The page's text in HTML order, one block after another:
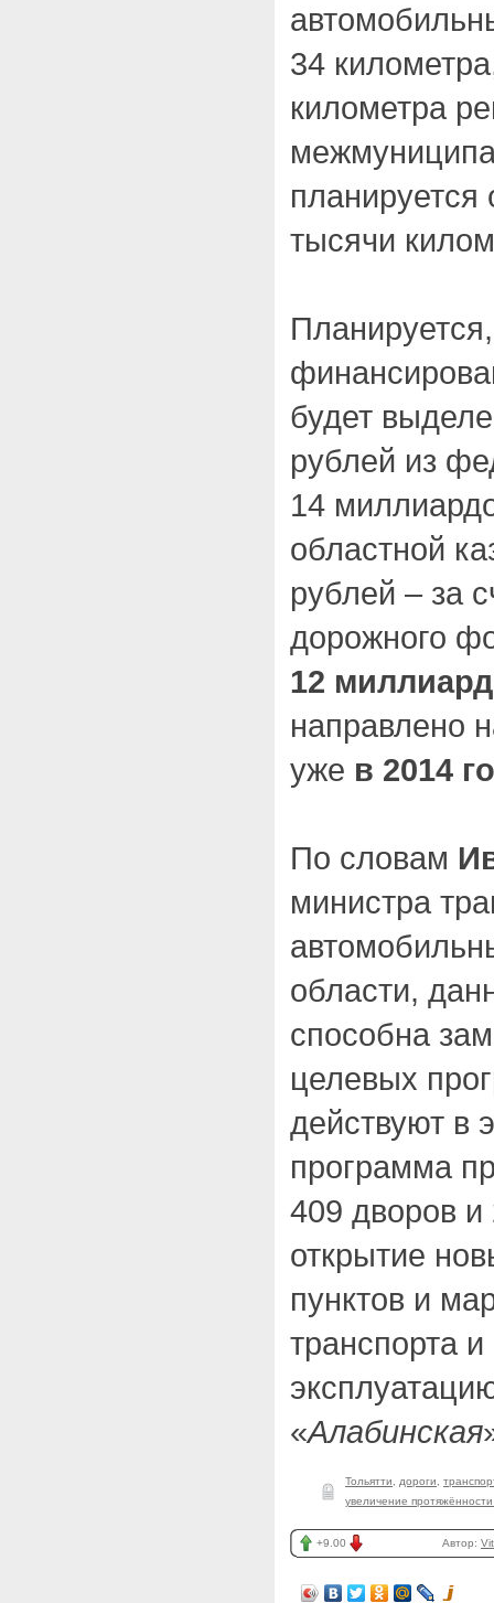
34
километра
планируется
тысячи
будет
рублей из
14
областной
рублей – за
дорожного
12
направлено
уже в 2014
По словам
министра
области,
способна
целевых
действуют в
программа
409 дворов и
открытие
пунктов и
транспорта
«Алабинская
Тольятти дороги
увеличение
+9.00 Автор: